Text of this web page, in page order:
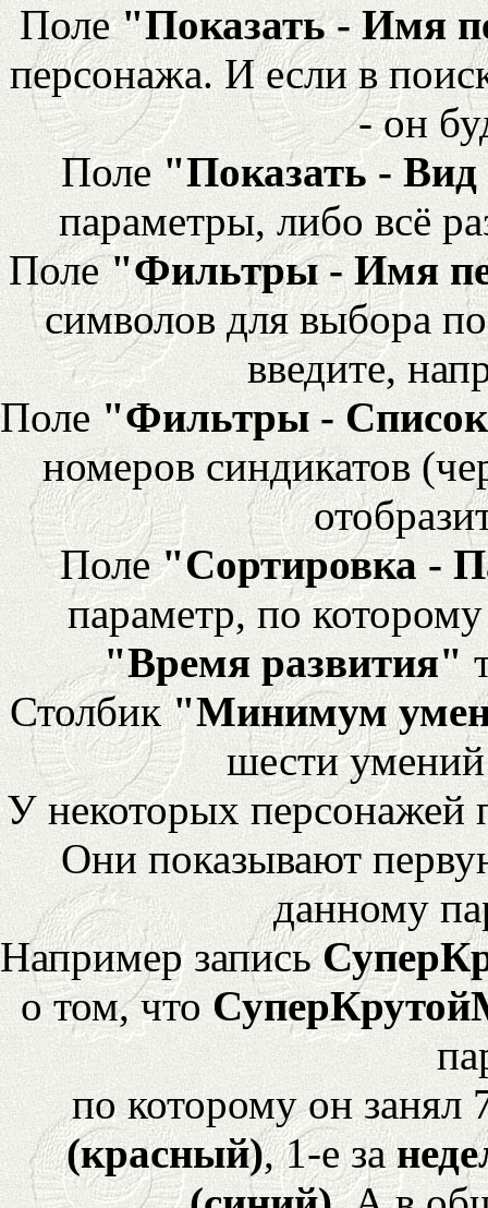
Поле"Показать - Имя
персонажа. И если в
- он
Поле "Показать -
параметры, либо всё
Поле"Фильтры - Имя
символов для выбора
введите,
Поле "Фильтры -
номеров синдикатов
Поле"Сортировка -
параметр, по
"Время развития"
Столбик"Минимум
шести
У некоторых персонажей
Они показывают
данному
Например запись
о том, что
по которому он
(красный), 1-е за